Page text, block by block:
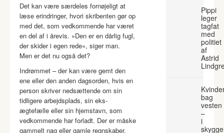
Det kan være særdeles fornøjeligt at
læse erindringer, hvori skribenten gør op
med det, som vedkommende har været
en del af i årevis. »Den er en dårlig fugl,
der skider i egen rede«, siger man.
Men er det nu også det?
Indrømmet – der kan være gemt den
ene eller den anden dagsorden, hvis en
person skriver nedsættende om sin
tidligere arbejdsplads, sin eks-
ægtefælle eller sin hjemstavn, som
vedkommende har forladt. Der er måske
gammelt nag eller gamle regnskaber,
Pippi
leger
tagfat
med
politiet
af
Astrid
bag
vesten
–
i